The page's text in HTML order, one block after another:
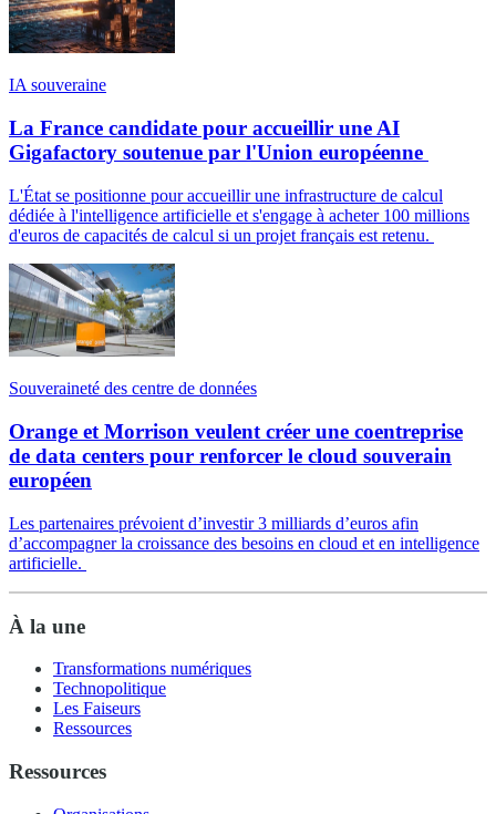
IA souveraine
La France candidate pour accueillir une AI
Gigafactory soutenue par l'Union européenne
L'État se positionne pour accueillir une infrastructure de calcul
dédiée à l'intelligence artificielle et s'engage à acheter 100 millions
d'euros de capacités de calcul si un projet français est retenu.
Souveraineté des centre de données
Orange et Morrison veulent créer une coentreprise
de data centers pour renforcer le cloud souverain
européen
Les partenaires prévoient d’investir 3 milliards d’euros afin
d’accompagner la croissance des besoins en cloud et en intelligence
artificielle.
À la une
Transformations numériques
Technopolitique
Les Faiseurs
Ressources
Ressources